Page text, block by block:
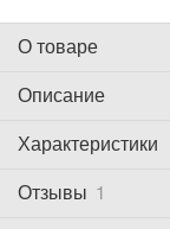
О товаре
Описание
Характеристики
Отзывы 1